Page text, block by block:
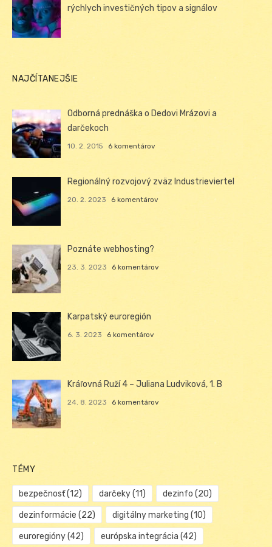
rýchlych investičných tipov a signálov
NAJČÍTANEJŠIE
Odborná prednáška o Dedovi Mrázovi a
darčekoch
10. 2. 2015 6 komentárov
Regionálný rozvojový zväz Industrieviertel
20. 2. 2023 6 komentárov
Poznáte webhosting?
23. 3. 2023 6 komentárov
Karpatský euroregión
6. 3. 2023 6 komentárov
Kráľovná Ruží 4 – Juliana Ludviková, 1. B
24. 8. 2023 6 komentárov
TÉMY
bezpečnosť(12) darčeky(11) dezinfo (20)
dezinformácie (22) digitálny marketing (10)
euroregióny(42) európska integrácia (42)